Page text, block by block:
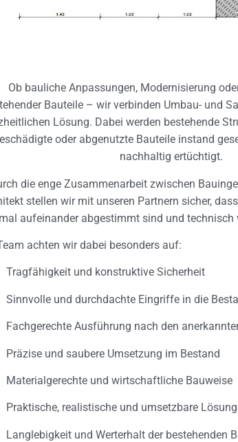
Ob bauliche Anpassungen, Modernisierung
Bauteile – wir verbinden Umbau- und
Lösung. Dabei werden bestehende
oder abgenutzte Bauteile instand
nachhaltig ertüchtigt.
die enge Zusammenarbeit zwischen
stellen wir mit unseren Partnern sicher,
aufeinander abgestimmt sind und technisch
achten wir dabei besonders auf:
Tragfähigkeit und konstruktive Sicherheit
Sinnvolle und durchdachte Eingriffe in die
Fachgerechte Ausführung nach den
Präzise und saubere Umsetzung im Bestand
Materialgerechte und wirtschaftliche Bauweise
Praktische, realistische und umsetzbare
Langlebigkeit und Werterhalt der bestehenden